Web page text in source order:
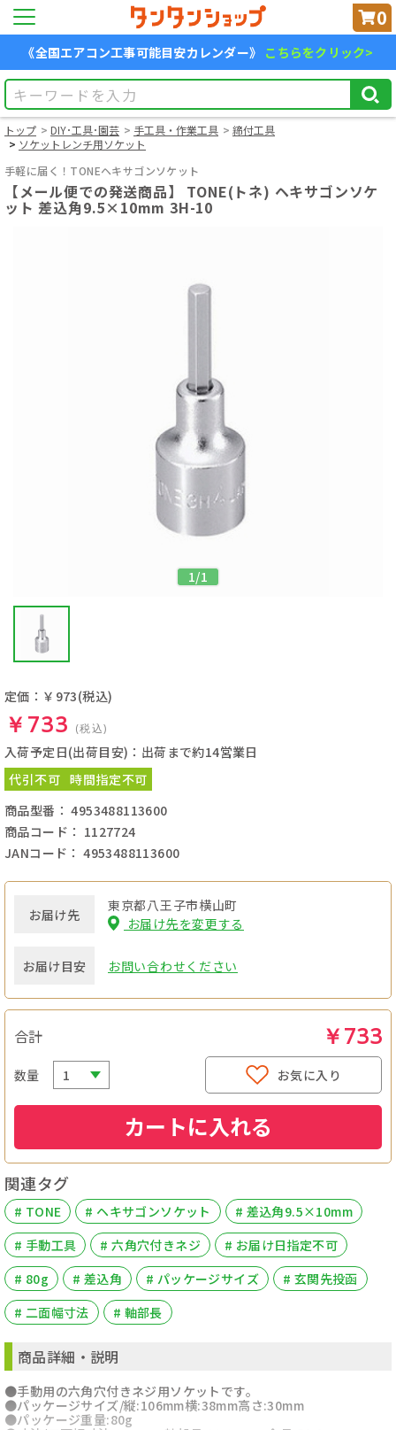
0
《全国エアコン工事可能目安カレンダー》 こちらをクリック>
トップ DIY･工具･園芸 手工具・作業工具
締付工具
ソケットレンチ用ソケット
手軽に届く！TONEヘキサゴンソケット
【メール便での発送商品】 TONE(トネ) ヘキサゴンソケ
ット 差込角9.5×10mm 3H-10
1/1
定価：￥973(税込)
￥733 (税込)
入荷予定日(出荷目安)：出荷まで約14営業日
代引不可 時間指定不可
商品型番： 4953488113600
商品コード： 1127724
JANコード： 4953488113600
お届け先
東京都八王子市横山町
お届け先を変更する
お届け目安 お問い合わせください
合計 ￥733
数量 お気に入り
カートに入れる
関連タグ
# TONE # ヘキサゴンソケット
# 差込角9.5×10mm
# 手動工具
# 六角穴付きネジ
# お届け日指定不可
# 80g
# 差込角 # パッケージサイズ
# 玄関先投函
# 二面幅寸法
# 軸部長
商品詳細・説明
●手動用の六角穴付きネジ用ソケットです。
●パッケージサイズ/縦:106mm横:38mm高さ:30mm
●パッケージ重量:80g